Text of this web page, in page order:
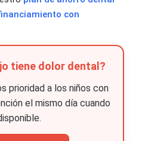
con
tiene dolor dental?
prioridad a los niños con
el mismo día cuando